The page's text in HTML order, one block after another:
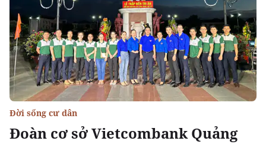
Đoàn cơ sở Vietcombank Quảng
Đời sống cư dân